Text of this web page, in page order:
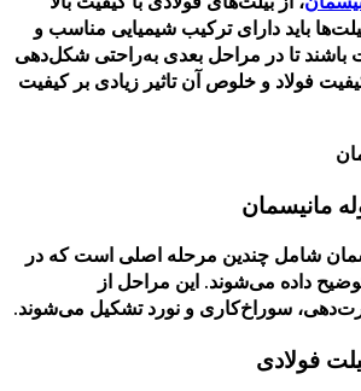
باید دارای ترکیب شیمیایی مناسب و
باشند تا در مراحل بعدی به‌راحتی شکل‌دهی
فولاد و خلوص آن تاثیر زیادی بر کیفیت
مانیسمان
شامل چندین مرحله اصلی است که در
داده می‌شوند. این مراحل از
سوراخ‌کاری و نورد تشکیل می‌شوند.
فولادی